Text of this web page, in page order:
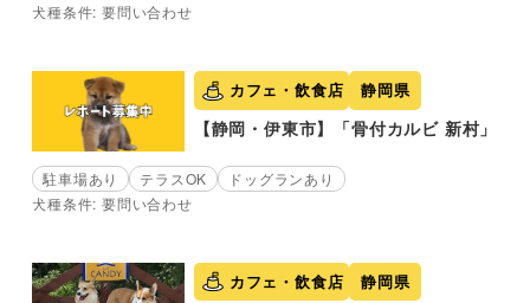
犬種条件: 要問い合わせ
カフェ・飲食店 静岡県
【静岡・伊東市】「骨付カルビ 新村」
駐車場あり テラスOK
ドッグランあり
犬種条件: 要問い合わせ
カフェ・飲食店 静岡県